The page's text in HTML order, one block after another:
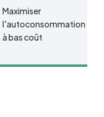
Maximiser
l'autoconsommation
à bas coût